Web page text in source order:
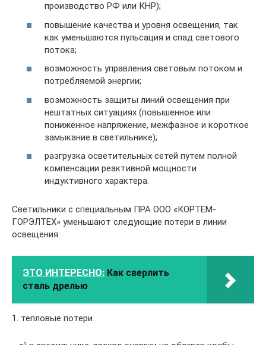
производство РФ или КНР);
повышение качества и уровня освещения, так
как уменьшаются пульсация и спад светового
потока;
возможность управления световым потоком и
потребляемой энергии;
возможность защиты линий освещения при
нештатных ситуациях (повышенное или
пониженное напряжение, межфазное и короткое
замыкание в светильнике);
разгрузка осветительных сетей путем полной
компенсации реактивной мощности
индуктивного характера.
Светильники с специальным ПРА ООО «КОРТЕМ-
ГОРЭЛТЕХ» уменьшают следующие потери в линии
освещения:
ЭТО ИНТЕРЕСНО: Как сверлить
сталь дрелью
1. тепловые потери